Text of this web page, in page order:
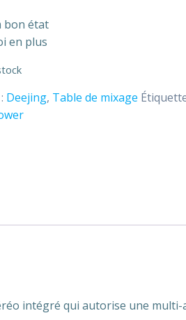
bon état
en plus
Deejing, Table de mixage
intégré qui autorise une